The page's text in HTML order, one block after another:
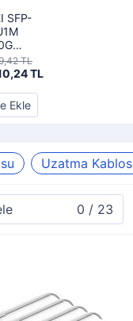
SFP-
TL
TL
Ekle
Uzatma
0 / 23